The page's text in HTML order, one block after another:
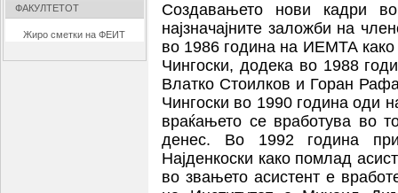
Создавањето нови кадри
најзначајните заложби на
во 1986 година на ИЕМТА како
Чингоски, додека во 1988
Влатко Стоилков и Горан
Чингоски во 1990 година оди
враќањето се вработува во
денес. Во 1992 година
Најденкоски како помлад
во звањето асистент е
ФАКУЛТЕТОТ
Жиро сметки на ФЕИТ